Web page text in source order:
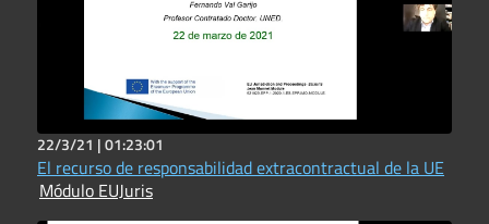
22/3/21 |01:23:01
El recurso de responsabilidad extracontractual de la UE
Módulo EUJuris